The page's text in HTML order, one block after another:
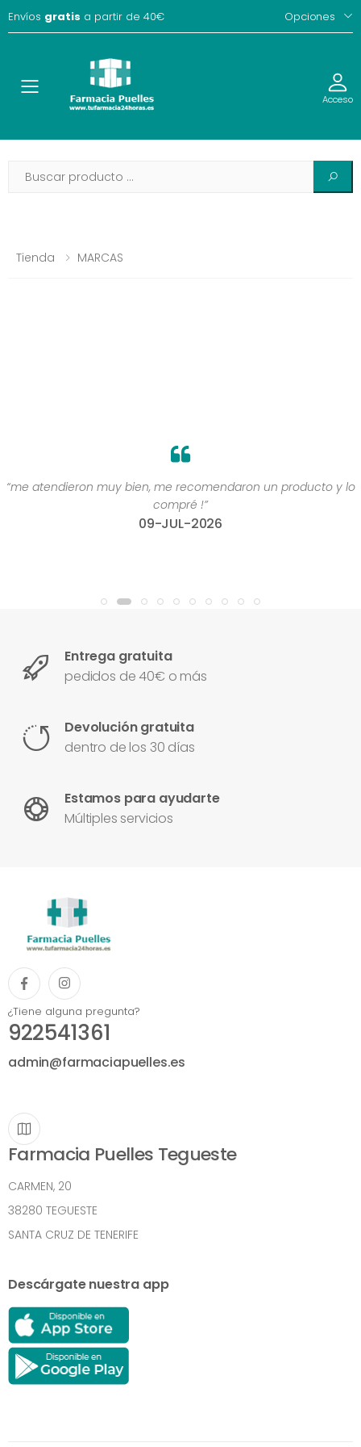
Envíos gratis a partir de 40€ Opciones
Toggle Acceso
Tienda MARCAS
“me atendieron muy bien, me recomendaron un producto y lo
compré !”
09-JUL-2026
Entrega gratuita
pedidos de 40€ o más
Devolución gratuita
dentro de los 30 días
Estamos para ayudarte
Múltiples servicios
¿Tiene alguna pregunta?
922541361
admin@farmaciapuelles.es
Farmacia Puelles Tegueste
CARMEN, 20
38280 TEGUESTE
SANTA CRUZ DE TENERIFE
Descárgate nuestra app